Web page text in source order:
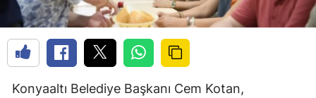
Konyaaltı Belediye Başkanı Cem Kotan,